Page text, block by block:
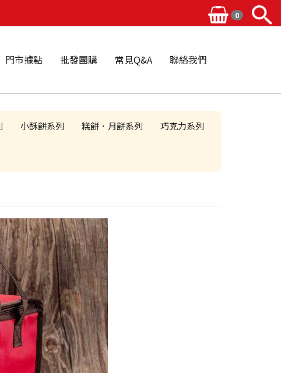
0
門市據點 批發團購 常見Q&A 聯絡我們
小酥餅系列 糕餅．月餅系列 巧克力系列